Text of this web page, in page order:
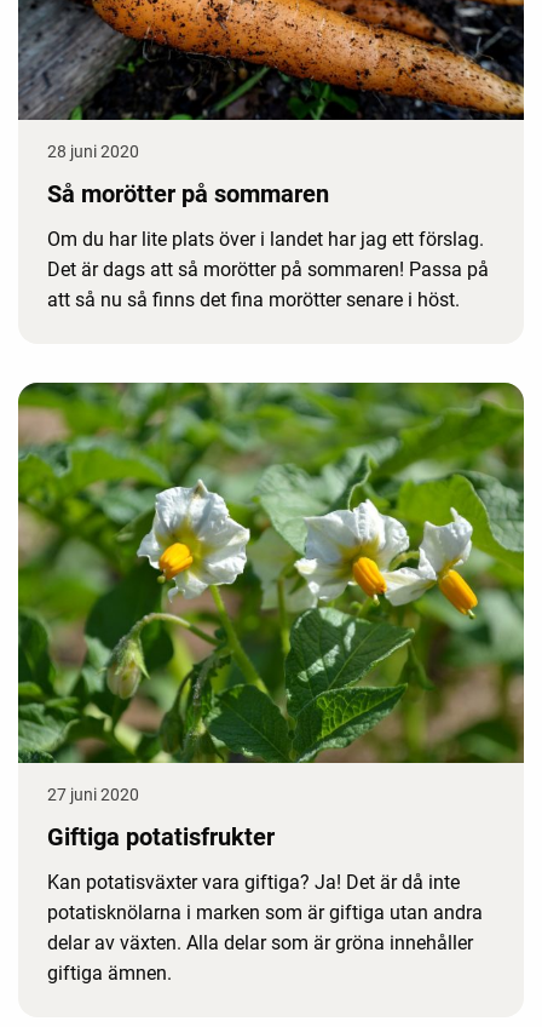
28 juni 2020
Så morötter på sommaren
Om du har lite plats över i landet har jag ett förslag.
Det är dags att så morötter på sommaren! Passa på
att så nu så finns det fina morötter senare i höst.
27 juni 2020
Giftiga potatisfrukter
Kan potatisväxter vara giftiga? Ja! Det är då inte
potatisknölarna i marken som är giftiga utan andra
delar av växten. Alla delar som är gröna innehåller
giftiga ämnen.